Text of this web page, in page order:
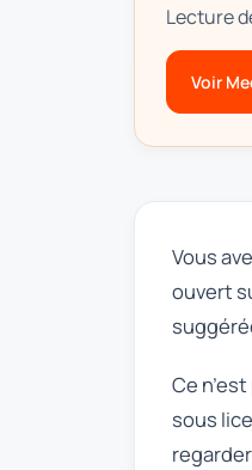
Lecture
Voir
Vous
ouvert
Ce
sous